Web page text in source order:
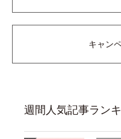
キャン
週間人気記事ラン